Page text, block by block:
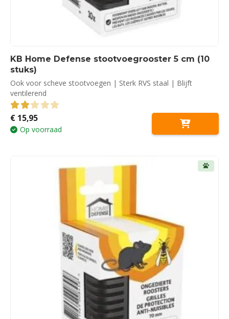
KB Home Defense stootvoegrooster 5 cm (10
stuks)
Ook voor scheve stootvoegen | Sterk RVS staal | Blijft
ventilerend
2.00out of 5
€ 15,95
Op voorraad